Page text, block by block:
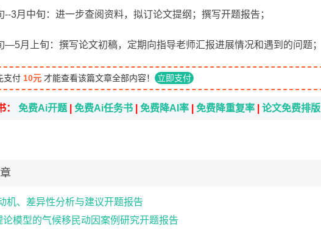
--3月中旬：进一步查阅资料，拟订论文提纲；撰写开题报告；
—5月上旬：撰写论文初稿，定期向指导老师汇报进展情况和遇到的问题；
支付 10元 才能查看该篇文章全部内容！ 立即支付
： 免费Ai开题 免费Ai任务书 免费降AI率 免费降重复率 论文免费排版
机、差异性分析与建议开题报告
模型的气候移民动因案例研究开题报告